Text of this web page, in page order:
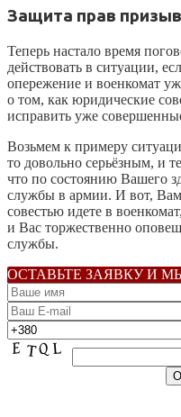
Защита прав
Теперь настало время
действовать в ситуации,
опережение и военкомат
о том, как юридические
исправить уже
Возьмем к примеру
то довольно серьёзным, и
что по состоянию Вашего
службы в армии. И вот,
совестью идете в
и Вас торжественно
службы.
ОСТАВЬТЕ ЗАЯВКУ И